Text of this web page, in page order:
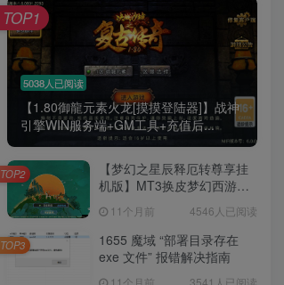
腿也不痛了！
腰也不酸了！
工作也轻松了！
5038人已阅读
【1.80御龍元素火龙[摸摸登陆器]】战神
引擎WIN服务端+GM工具+充值后...
TOP1
【梦幻之星辰释厄转尊享挂
机版】MT3换皮梦幻西游
+源码+架设教程
11个月前 4546人已阅读
TOP2
1655 魔域 “部署目录存在
exe 文件” 报错解决指南
11个月前 3541人已阅读
TOP3